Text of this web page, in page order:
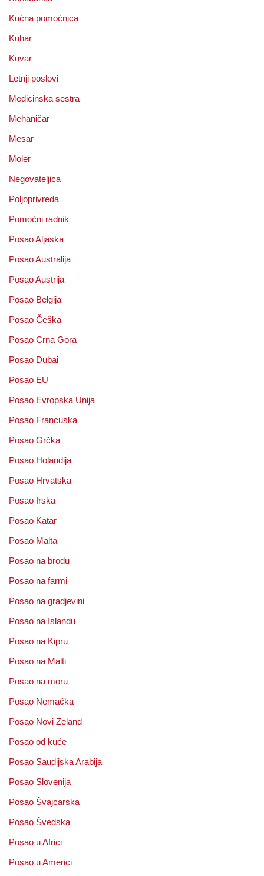
Kućna pomoćnica
Kuhar
Kuvar
Letnji poslovi
Medicinska sestra
Mehaničar
Mesar
Moler
Negovateljica
Poljoprivreda
Pomoćni radnik
Posao Aljaska
Posao Australija
Posao Austrija
Posao Belgija
Posao Češka
Posao Crna Gora
Posao Dubai
Posao EU
Posao Evropska Unija
Posao Francuska
Posao Grčka
Posao Holandija
Posao Hrvatska
Posao Irska
Posao Katar
Posao Malta
Posao na brodu
Posao na farmi
Posao na gradjevini
Posao na Islandu
Posao na Kipru
Posao na Malti
Posao na moru
Posao Nemačka
Posao Novi Zeland
Posao od kuće
Posao Saudijska Arabija
Posao Slovenija
Posao Švajcarska
Posao Švedska
Posao u Africi
Posao u Americi